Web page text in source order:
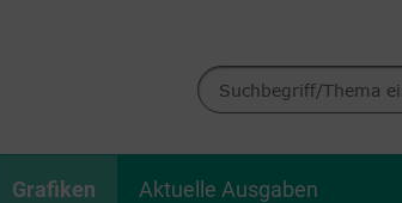
Grafiken Aktuelle Ausgaben